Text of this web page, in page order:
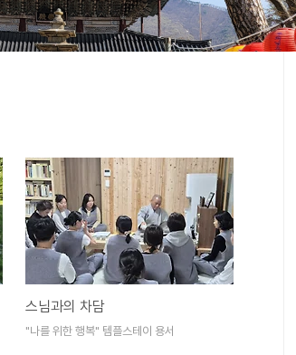
스님과의 차담
"나를 위한 행복" 템플스테이 용서